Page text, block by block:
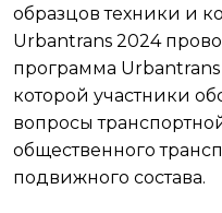
образцов техники и
Urbantrans 2024
программа
которой участники
вопросы
общественного
подвижного состава.